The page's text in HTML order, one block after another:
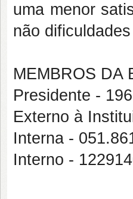
uma menor
não
MEMBROS DA
Presidente -
Externo à
Interna -
Interno -